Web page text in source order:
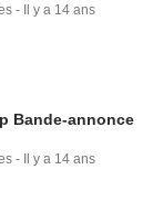
- Il y a 14 ans
Bande-annonce
- Il y a 14 ans